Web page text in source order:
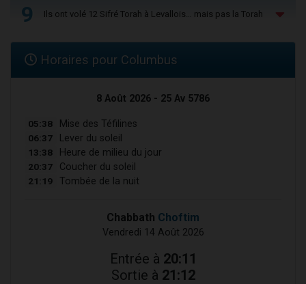
9 Ils ont volé 12 Sifré Torah à Levallois… mais pas la Torah
Horaires pour Columbus
8 Août 2026 - 25 Av 5786
05:38 Mise des Téfilines
06:37 Lever du soleil
13:38 Heure de milieu du jour
20:37 Coucher du soleil
21:19 Tombée de la nuit
Chabbath Choftim
Vendredi 14 Août 2026
Entrée à 20:11
Sortie à 21:12